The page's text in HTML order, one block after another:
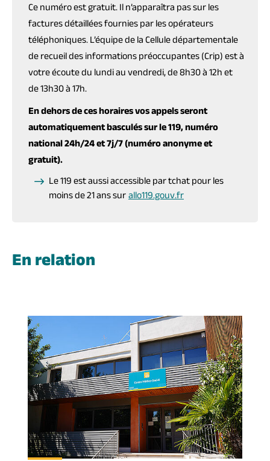
Ce numéro est gratuit. Il n’apparaîtra pas sur les
factures détaillées fournies par les opérateurs
téléphoniques. L’équipe de la Cellule départementale
de recueil des informations préoccupantes (Crip) est à
votre écoute du lundi au vendredi, de 8h30 à 12h et
de 13h30 à 17h.
En dehors de ces horaires vos appels seront
automatiquement basculés sur le 119, numéro
national 24h/24 et 7j/7 (numéro anonyme et
gratuit).
Le 119 est aussi accessible par tchat pour les
moins de 21 ans surallo119.gouv.fr
En relation